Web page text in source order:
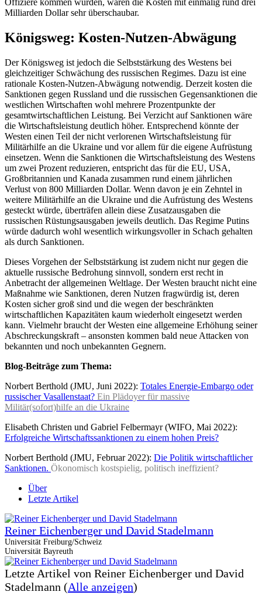
Milliarden Dollar sehr überschaubar.
Königsweg: Kosten-Nutzen-Abwägung
Der Königsweg ist jedoch die Selbststärkung des Westens bei
gleichzeitiger Schwächung des russischen Regimes. Dazu ist eine
rationale Kosten-Nutzen-Abwägung notwendig. Derzeit kosten die
Sanktionen gegen Russland und die russischen Gegensanktionen die
westlichen Wirtschaften wohl mehrere Prozentpunkte der
gesamtwirtschaftlichen Leistung. Bei Verzicht auf Sanktionen wäre
die Wirtschaftsleistung deutlich höher. Entsprechend könnte der
Westen einen Teil der nicht verlorenen Wirtschaftsleistung für
Militärhilfe an die Ukraine und vor allem für die eigene Aufrüstung
einsetzen. Wenn die Sanktionen die Wirtschaftsleistung des Westens
um zwei Prozent reduzieren, entspricht das für die EU, USA,
Großbritannien und Kanada zusammen rund einem jährlichen
Verlust von 800 Milliarden Dollar. Wenn davon je ein Zehntel in
weitere Militärhilfe an die Ukraine und die Aufrüstung des Westens
gesteckt würde, überträfen allein diese Zusatzausgaben die
russischen Rüstungsausgaben jeweils deutlich. Das Regime Putins
würde dadurch wohl wesentlich wirkungsvoller in Schach gehalten
als durch Sanktionen.
Dieses Vorgehen der Selbststärkung ist zudem nicht nur gegen die
aktuelle russische Bedrohung sinnvoll, sondern erst recht in
Anbetracht der allgemeinen Weltlage. Der Westen braucht nicht eine
Maßnahme wie Sanktionen, deren Nutzen fragwürdig ist, deren
Kosten sicher groß sind und die wegen der beschränkten
wirtschaftlichen Kapazitäten kaum wiederholt eingesetzt werden
kann. Vielmehr braucht der Westen eine allgemeine Erhöhung seiner
Abschreckungskraft – ansonsten kommen bald neue Attacken von
bekannten und noch unbekannten Gegnern.
Blog-Beiträge zum Thema:
Norbert Berthold (JMU, Juni 2022): Totales Energie-Embargo oder
russischer Vasallenstaat? Ein Plädoyer für massive
Militär(sofort)hilfe an die Ukraine
Elisabeth Christen und Gabriel Felbermayr (WIFO, Mai 2022):
Erfolgreiche Wirtschaftssanktionen zu einem hohen Preis?
Norbert Berthold (JMU, Februar 2022): Die Politik wirtschaftlicher
Sanktionen. Ökonomisch kostspielig, politisch ineffizient?
Über
Letzte Artikel
Reiner Eichenberger und David Stadelmann
Universität Freiburg/Schweiz
Universität Bayreuth
Letzte Artikel von Reiner Eichenberger und David
Stadelmann (Alle anzeigen)